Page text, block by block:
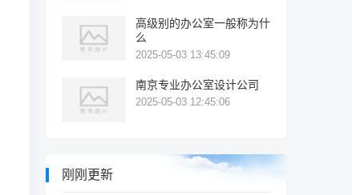
高级别的办公室一般称为什
么
2025-05-03 13:45:09
南京专业办公室设计公司
2025-05-03 12:45:06
刚刚更新